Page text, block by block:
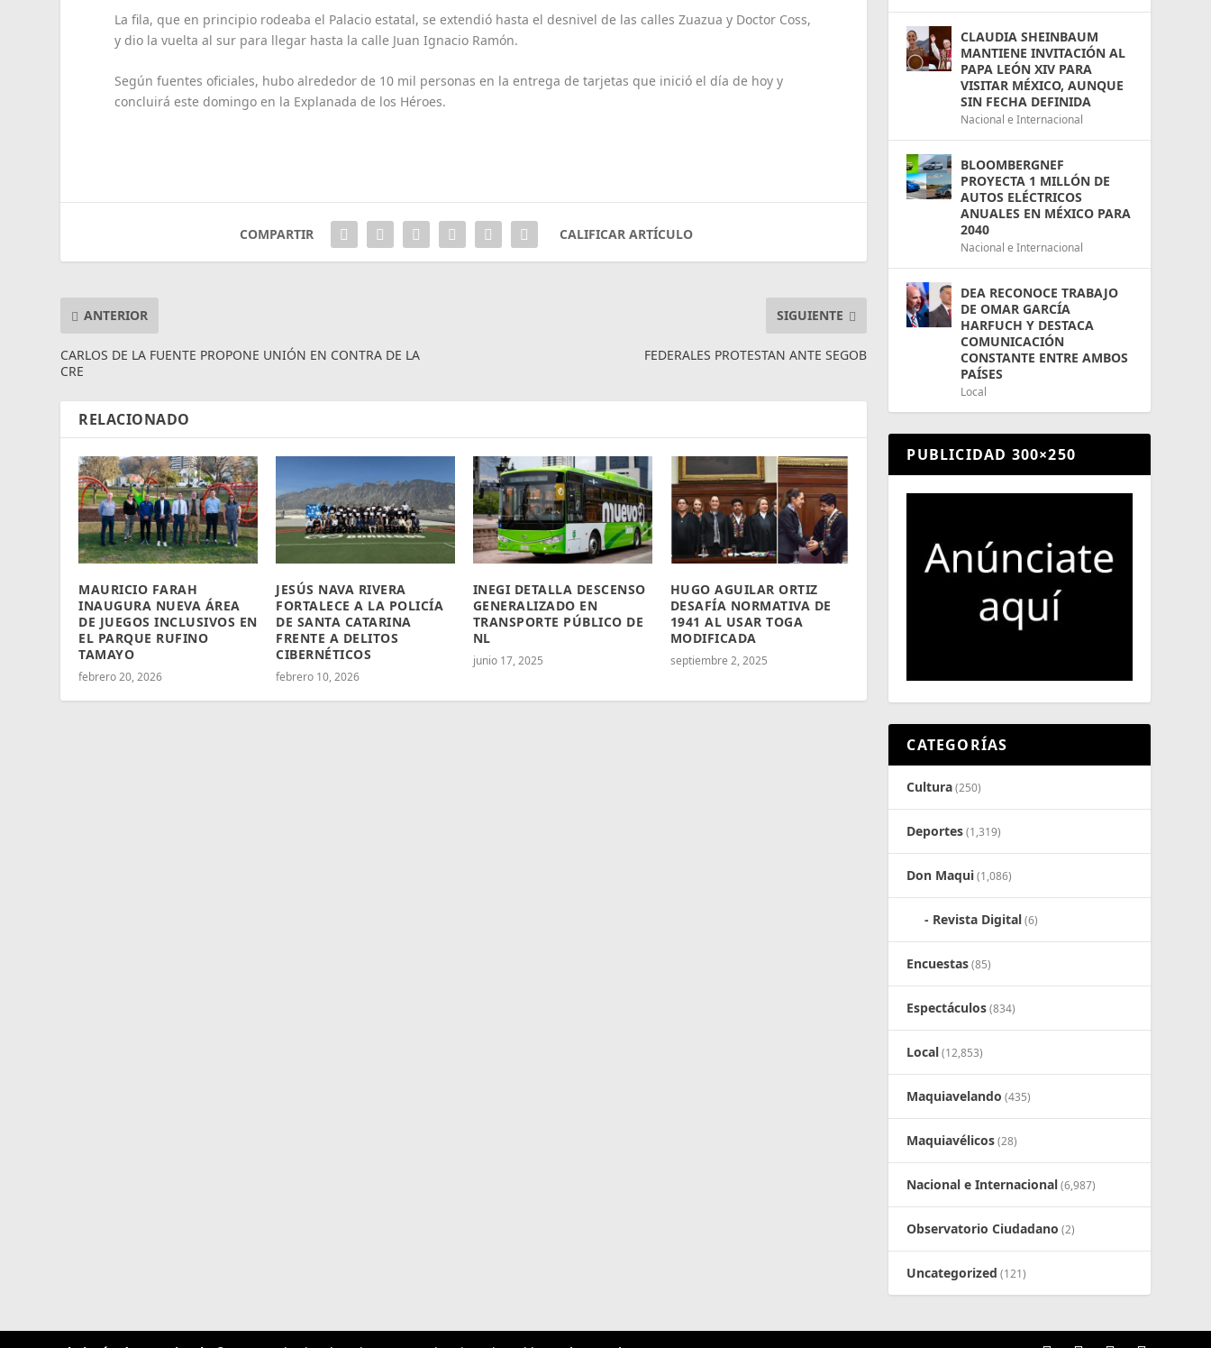
La fila, que en principio rodeaba el Palacio estatal, se extendió hasta el desnivel de las calles Zuazua y Doctor Coss,
y dio la vuelta al sur para llegar hasta la calle Juan Ignacio Ramón.
Según fuentes oficiales, hubo alrededor de 10 mil personas en la entrega de tarjetas que inició el día de hoy y
concluirá este domingo en la Explanada de los Héroes.
COMPARTIR CALIFICAR ARTÍCULO
ANTERIOR
CARLOS DE LA FUENTE PROPONE UNIÓN EN CONTRA DE LA
CRE
SIGUIENTE
FEDERALES PROTESTAN ANTE SEGOB
RELACIONADO
MAURICIO FARAH
INAUGURA NUEVA ÁREA
DE JUEGOS INCLUSIVOS EN
EL PARQUE RUFINO
TAMAYO
febrero 20, 2026
JESÚS NAVA RIVERA
FORTALECE A LA POLICÍA
DE SANTA CATARINA
FRENTE A DELITOS
CIBERNÉTICOS
febrero 10, 2026
INEGI DETALLA DESCENSO
GENERALIZADO EN
TRANSPORTE PÚBLICO DE
NL
junio 17, 2025
HUGO AGUILAR ORTIZ
DESAFÍA NORMATIVA DE
1941 AL USAR TOGA
MODIFICADA
septiembre 2, 2025
CLAUDIA SHEINBAUM
MANTIENE INVITACIÓN AL
PAPA LEÓN XIV PARA
VISITAR MÉXICO, AUNQUE
SIN FECHA DEFINIDA
Nacional e Internacional
BLOOMBERGNEF
PROYECTA 1 MILLÓN DE
AUTOS ELÉCTRICOS
ANUALES EN MÉXICO PARA
2040
Nacional e Internacional
DEA RECONOCE TRABAJO
DE OMAR GARCÍA
HARFUCH Y DESTACA
COMUNICACIÓN
CONSTANTE ENTRE AMBOS
PAÍSES
Local
PUBLICIDAD 300×250
CATEGORÍAS
Cultura(250)
Deportes(1,319)
Don Maqui(1,086)
Revista Digital(6)
Encuestas(85)
Espectáculos(834)
Local(12,853)
Maquiavelando (435)
Maquiavélicos(28)
Nacional e Internacional(6,987)
Observatorio Ciudadano (2)
Uncategorized (121)